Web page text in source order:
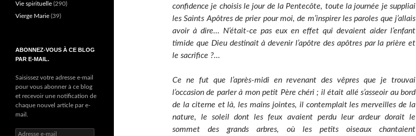
confidence je choisis le jour de la Pentecôte, toute la journée je suppliai
les Saints Apôtres de prier pour moi, de m’inspirer les paroles que j’allais
avoir à dire… N’était-ce pas eux en effet qui devaient aider l’enfant
timide que Dieu destinait à devenir l’apôtre des apôtres par la prière et
le sacrifice ?…
Ce ne fut que l’après-midi en revenant des vêpres que je trouvai
l’occasion de parler à mon petit Père chéri ; il était allé s’asseoir au bord
de la citerne et là, les mains jointes, il contemplait les merveilles de la
nature, le soleil dont les feux avaient perdu leur ardeur dorait le
sommet des grands arbres, où les petits oiseaux chantaient
Vie spirituelle (290)
Vierge Marie (39)
ABONNEZ-VOUS À CE BLOG
PAR E-MAIL.
Saisissez votre adresse e-mail
pour vous abonner à ce blog
et recevoir une notification de
chaque nouvel article par e-
mail.
Adresse